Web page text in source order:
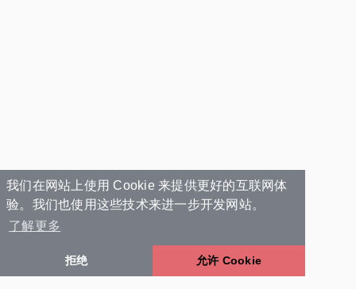
我们在网站上使用 Cookie 来提供更好的互联网体
验。我们也使用这些技术来进一步开发网站。
了解更多
拒绝 允许 Cookie